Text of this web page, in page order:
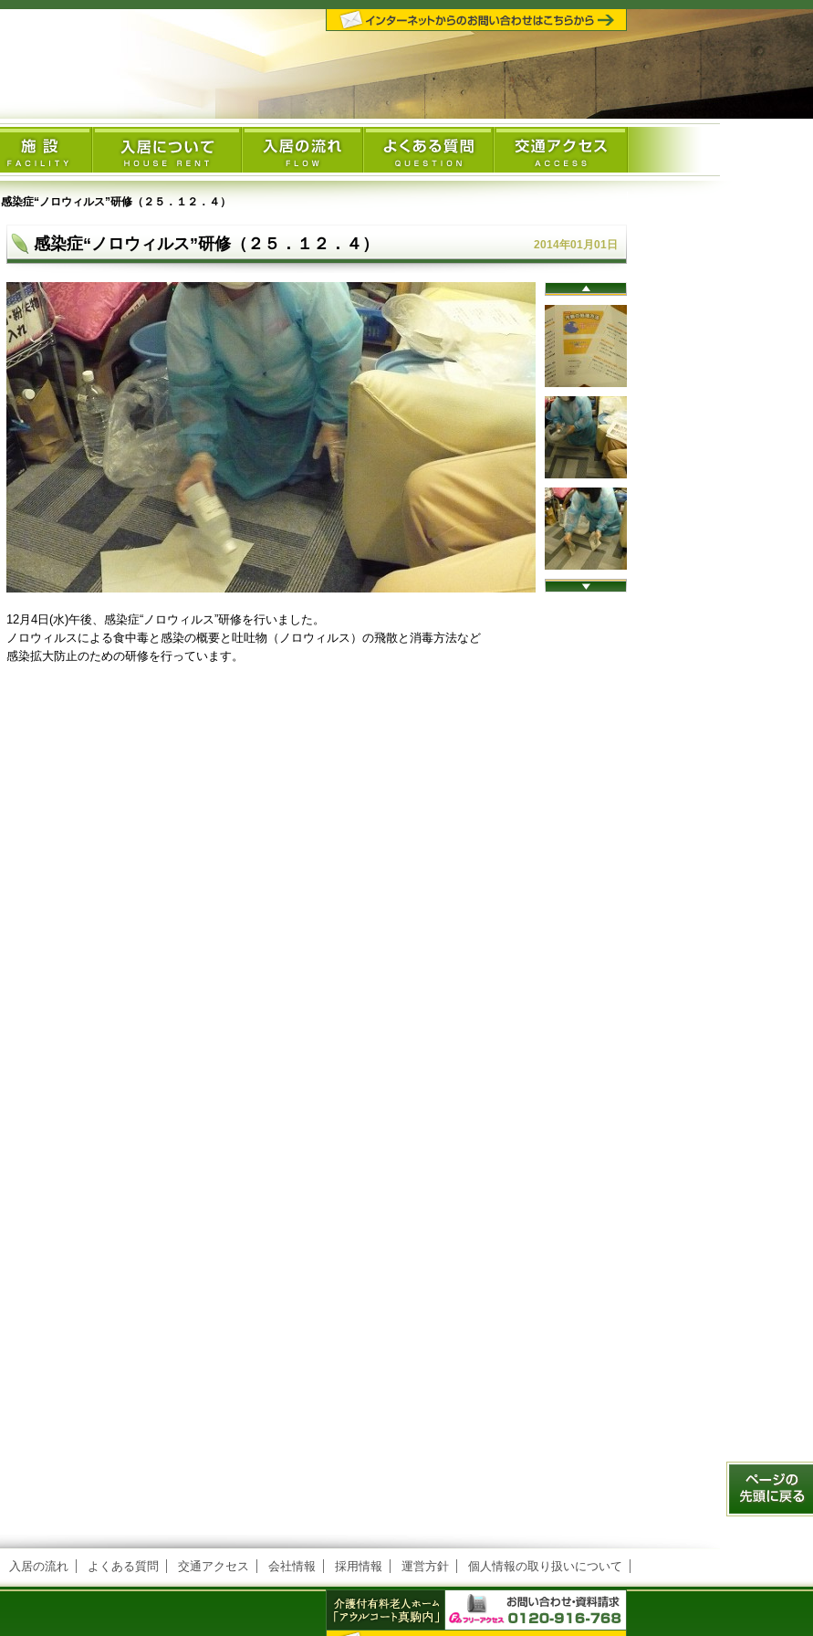
感染症“ノロウィルス”研修（２５．１２．４）
感染症“ノロウィルス”研修（２５．１２．４） 2014年01月01日
12月4日(水)午後、感染症“ノロウィルス”研修を行いました。
ノロウィルスによる食中毒と感染の概要と吐吐物（ノロウィルス）の飛散と消毒方法など
感染拡大防止のための研修を行っています。
入居の流れ よくある質問 交通アクセス 会社情報 採用情報 運営方針 個人情報の取り扱いについて